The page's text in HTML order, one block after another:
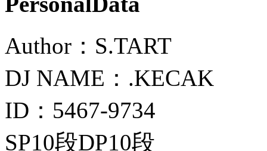
Author：S.TART
DJ NAME：.KECAK
ID：5467-9734
SP10段DP10段